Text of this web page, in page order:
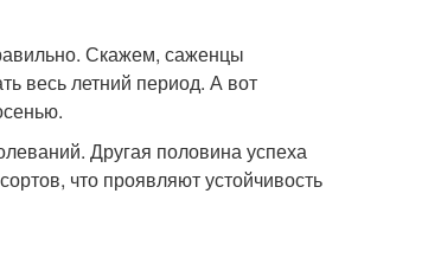
Скажем, саженцы
весь летний период. А вот
Другая половина успеха
что проявляют устойчивость